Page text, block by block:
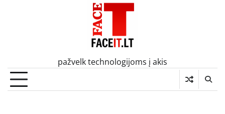
pažvelk technologijoms į akis